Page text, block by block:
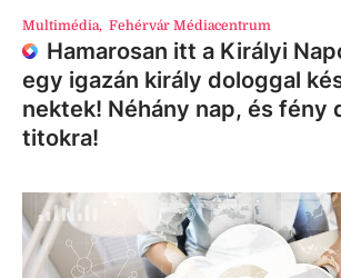
Multimédia, Fehérvár Médiacentrum
Hamarosan itt a Királyi
egy igazán király dologgal
nektek! Néhány nap, és fény
titokra!